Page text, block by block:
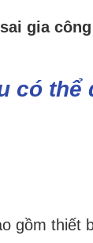
gia công
có
gồm thiết